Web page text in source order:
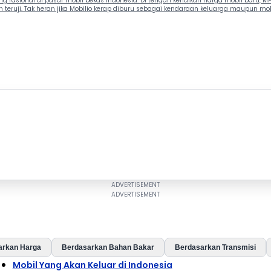
Tak heran jika Mobilio kerap diburu sebagai kendaraan keluarga maupun
Harga Berdasarkan Bahan Bakar Berdasarkan Transmisi
Mobil Yang Akan Keluar di Indonesia